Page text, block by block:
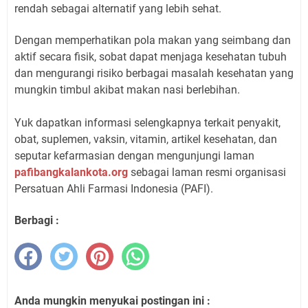
rendah sebagai alternatif yang lebih sehat.
Dengan memperhatikan pola makan yang seimbang dan
aktif secara fisik, sobat dapat menjaga kesehatan tubuh
dan mengurangi risiko berbagai masalah kesehatan yang
mungkin timbul akibat makan nasi berlebihan.
Yuk dapatkan informasi selengkapnya terkait penyakit,
obat, suplemen, vaksin, vitamin, artikel kesehatan, dan
seputar kefarmasian dengan mengunjungi laman
pafibangkalankota.org sebagai laman resmi organisasi
Persatuan Ahli Farmasi Indonesia (PAFI).
Berbagi :
Anda mungkin menyukai postingan ini :